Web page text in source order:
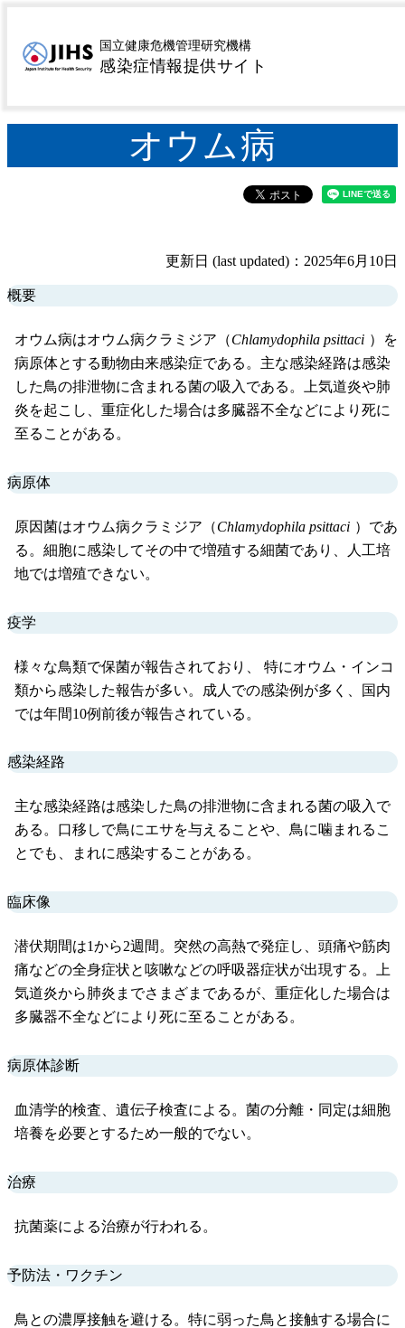
国立健康危機管理研究機構
感染症情報提供サイト
トップページ>感染症を探す>疾患名から探す
オウム病
オウム病
更新日 (last updated)：2025年6月10日
概要
オウム病はオウム病クラミジア（Chlamydophila psittaci ）を
病原体とする動物由来感染症である。主な感染経路は感染
した鳥の排泄物に含まれる菌の吸入である。上気道炎や肺
炎を起こし、重症化した場合は多臓器不全などにより死に
至ることがある。
病原体
原因菌はオウム病クラミジア（Chlamydophila psittaci ）であ
る。細胞に感染してその中で増殖する細菌であり、人工培
地では増殖できない。
疫学
様々な鳥類で保菌が報告されており、 特にオウム・インコ
類から感染した報告が多い。成人での感染例が多く、国内
では年間10例前後が報告されている。
感染経路
主な感染経路は感染した鳥の排泄物に含まれる菌の吸入で
ある。口移しで鳥にエサを与えることや、鳥に噛まれるこ
とでも、まれに感染することがある。
臨床像
潜伏期間は1から2週間。突然の高熱で発症し、頭痛や筋肉
痛などの全身症状と咳嗽などの呼吸器症状が出現する。上
気道炎から肺炎までさまざまであるが、重症化した場合は
多臓器不全などにより死に至ることがある。
病原体診断
血清学的検査、遺伝子検査による。菌の分離・同定は細胞
培養を必要とするため一般的でない。
治療
抗菌薬による治療が行われる。
予防法・ワクチン
鳥との濃厚接触を避ける。特に弱った鳥と接触する場合に